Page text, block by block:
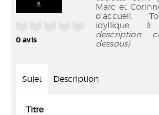
0avis
Marc et
d’accueil.
idyllique
description
dessous)
Sujet Description
Titre